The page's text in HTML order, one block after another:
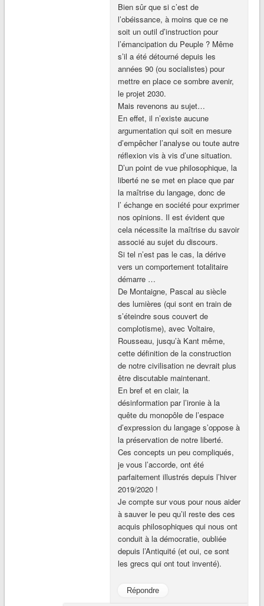
Bien sûr que si c’est de
l’obéissance, à moins que ce ne
soit un outil d’instruction pour
l’émancipation du Peuple ? Même
s’il a été détourné depuis les
années 90 (ou socialistes) pour
mettre en place ce sombre avenir,
le projet 2030.
Mais revenons au sujet…
En effet, il n’existe aucune
argumentation qui soit en mesure
d’empêcher l’analyse ou toute autre
réflexion vis à vis d’une situation.
D’un point de vue philosophique, la
liberté ne se met en place que par
la maîtrise du langage, donc de
l’ échange en société pour exprimer
nos opinions. Il est évident que
cela nécessite la maîtrise du savoir
associé au sujet du discours.
Si tel n’est pas le cas, la dérive
vers un comportement totalitaire
démarre …
De Montaigne, Pascal au siècle
des lumières (qui sont en train de
s’éteindre sous couvert de
complotisme), avec Voltaire,
Rousseau, jusqu’à Kant même,
cette définition de la construction
de notre civilisation ne devrait plus
être discutable maintenant.
En bref et en clair, la
désinformation par l’ironie à la
quête du monopôle de l’espace
d’expression du langage s’oppose à
la préservation de notre liberté.
Ces concepts un peu compliqués,
je vous l’accorde, ont été
parfaitement illustrés depuis l’hiver
2019/2020 !
Je compte sur vous pour nous aider
à sauver le peu qu’il reste des ces
acquis philosophiques qui nous ont
conduit à la démocratie, oubliée
depuis l’Antiquité (et oui, ce sont
les grecs qui ont tout inventé).
Répondre